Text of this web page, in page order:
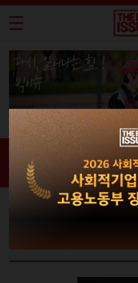
신간 · 과월호